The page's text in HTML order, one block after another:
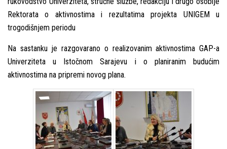
Rektorata o aktivnostima i rezultatima projekta UNIGEM u
trogodišnjem periodu
Na sastanku je razgovarano o realizovanim aktivnostima GAP-a
Univerziteta u Istočnom Sarajevu i o planiranim budućim
aktivnostima na pripremi novog plana.